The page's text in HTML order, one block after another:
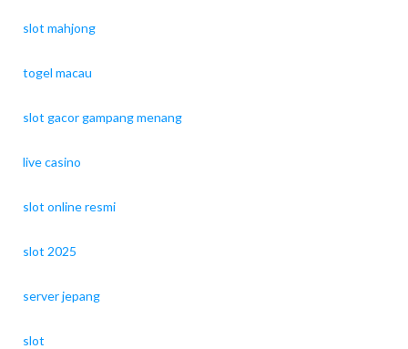
slot mahjong
togel macau
slot gacor gampang menang
live casino
slot online resmi
slot 2025
server jepang
slot